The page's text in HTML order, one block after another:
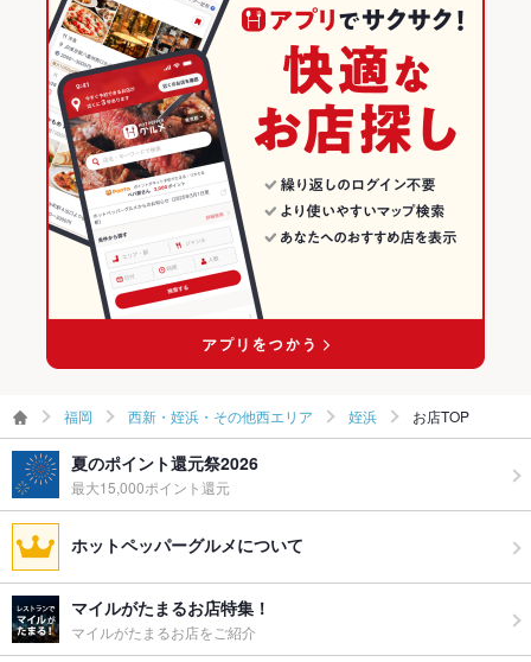
福岡 × イタリアン
西新・姪浜・その他西エリアのグルメランキング
西新・姪浜・その他西エリアのイタリアン・フレンチランキング
西新・姪浜・その他西エリアのイタリアンランキング
姪浜のグルメランキング
姪浜のイタリアン・フレンチランキング
姪浜のイタリアンランキング
福岡 西新・姪浜・その他西エリア 姪浜 お店TOP
夏のポイント還元祭2026
最大15,000ポイント還元
ホットペッパーグルメについて
マイルがたまるお店特集！
マイルがたまるお店をご紹介